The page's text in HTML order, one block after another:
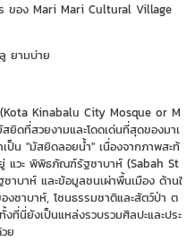
ของ Mari Mari Cultural Village
ยามบ่าย
Kinabalu City Mosque or M
ดที่สวยงามและโดดเด่นที่สุดของมาเ
ป็น "มัสยิดลอยน้ำ" เนื่องจากภาพสะท้
แวะ พิพิธภัณฑ์รัฐซาบาห์ (Sabah St
บาห์ และข้อมูลชนเผ่าพื้นเมือง ด้านใ
งซาบาห์, โซนธรรมชาติและสัตว์ป่า ต
ที่นี่ยังเป็นแหล่งรวบรวมศิลปะและประ
ย